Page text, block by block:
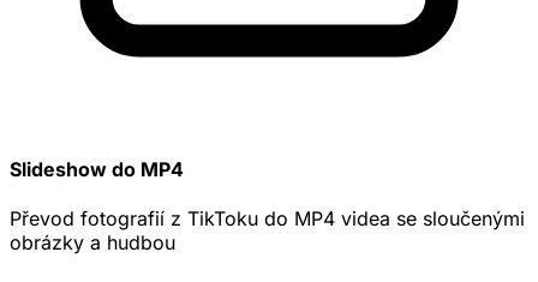
Slideshow do MP4
Převod fotografií z TikToku do MP4 videa se sloučenými
obrázky a hudbou